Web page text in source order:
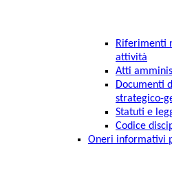
Riferimenti
attività
Atti
Documenti
strategico-
Statuti e
Codice
Oneri informativi